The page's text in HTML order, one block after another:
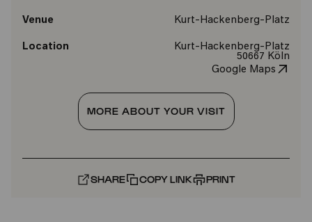
Venue Kurt-Hackenberg-Platz
Location
Kurt-Hackenberg-Platz
50667 Köln
Google Maps
MORE ABOUT YOUR VISIT
SHARE COPY LINK PRINT